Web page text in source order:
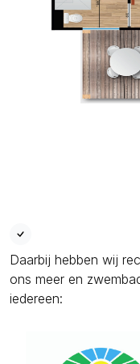
Daarbij hebben wij
ons meer en
iedereen: